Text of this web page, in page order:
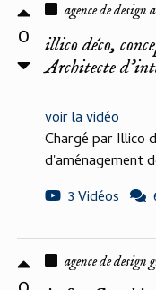
0
agence de design
illico déco,
Architecte
voir la vidéo
Chargé par Illico
d'aménagement
3 Vidéos
agence de design